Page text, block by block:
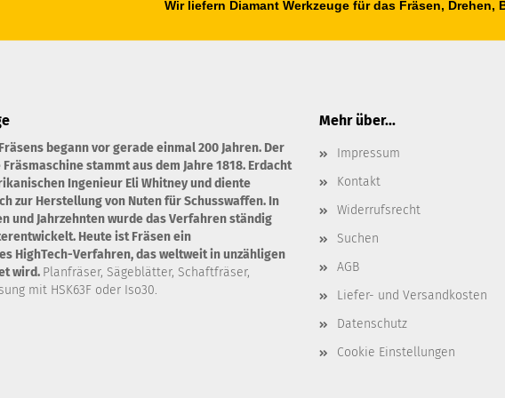
Wir liefern Diamant Werkzeuge für das Fräsen, Drehen,
begann vor gerade einmal 200 Jahren. Der
stammt aus dem Jahre 1818. Erdacht
Ingenieur Eli Whitney und diente
zur Herstellung von Nuten für Schusswaffen. In
und Jahrzehnten wurde das Verfahren ständig
Heute ist Fräsen ein
HighTech-Verfahren, das weltweit in unzähligen
wird. Planfräser, Sägeblätter, Schaftfräser,
mit HSK63F oder Iso30.
Mehr über...
Impressum
Kontakt
Widerrufsrecht
Suchen
AGB
Liefer- und Versandkosten
Datenschutz
Cookie Einstellungen